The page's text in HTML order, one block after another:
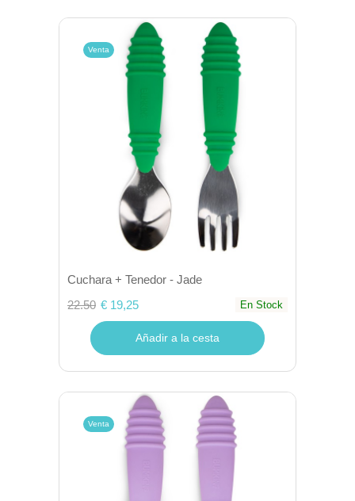
Venta
Cuchara + Tenedor - Jade
22.50 € 19,25 En Stock
Añadir a la cesta
Venta